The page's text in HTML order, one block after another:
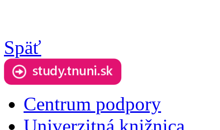
Späť
Centrum podpory